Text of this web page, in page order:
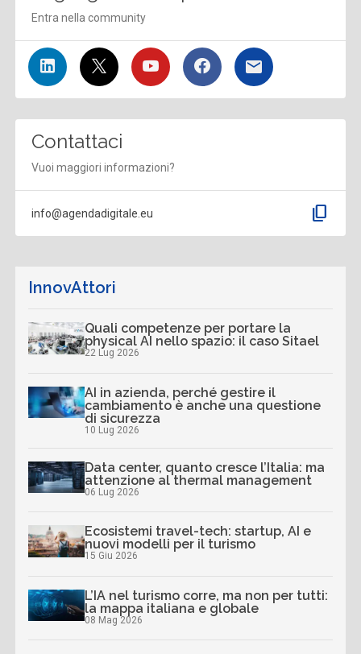
Entra nella community
Contattaci
Vuoi maggiori informazioni?
info@agendadigitale.eu content_copy
InnovAttori
Quali competenze per portare la
physical AI nello spazio: il caso Sitael
22 Lug 2026
AI in azienda, perché gestire il
cambiamento è anche una questione
di sicurezza
10 Lug 2026
Data center, quanto cresce l’Italia: ma
attenzione al thermal management
06 Lug 2026
Ecosistemi travel-tech: startup, AI e
nuovi modelli per il turismo
15 Giu 2026
L’IA nel turismo corre, ma non per tutti:
la mappa italiana e globale
08 Mag 2026